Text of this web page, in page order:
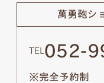
萬勇鞄シ
TEL 052-
※完全予約制